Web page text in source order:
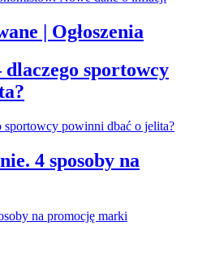
| Ogłoszenia
sportowcy
4 sposoby na